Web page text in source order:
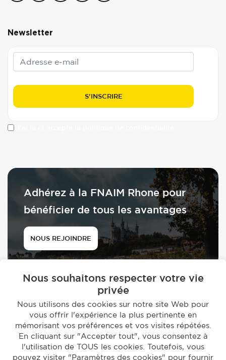
Newsletter
Adhérez à la FNAIM Rhone pour
bénéficier de tous les avantages
NOUS REJOINDRE
© 2026 - FNAIM du Rhône
Mentions légales - Politique de confidentialité
Réalisation parStudio EVOL
Nous souhaitons respecter votre vie
privée
Nous utilisons des cookies sur notre site Web pour
vous offrir l'expérience la plus pertinente en
mémorisant vos préférences et vos visites répétées.
En cliquant sur "Accepter tout", vous consentez à
l'utilisation de TOUS les cookies. Toutefois, vous
pouvez visiter "Paramètres des cookies" pour fournir